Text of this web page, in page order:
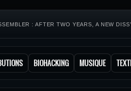
: AFTER TWO YEARS, A NEW
BIOHACKING MUSIQUE